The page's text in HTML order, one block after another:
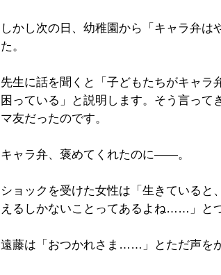
しかし次の日、幼稚園から「キャラ弁は
た。
先生に話を聞くと「子どもたちがキャラ
困っている」と説明します。そう言って
マ友だったのです。
キャラ弁、褒めてくれたのに――。
ショックを受けた女性は「生きている
えるしかないことってあるよね……」と
遠藤は「おつかれさま……」とただ声を